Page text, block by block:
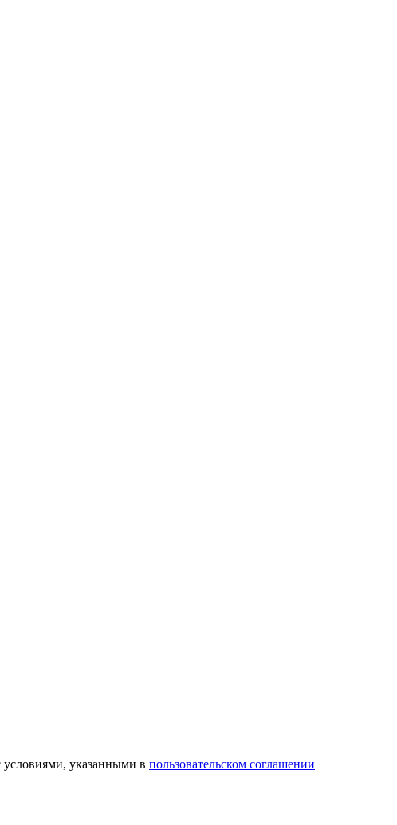
условиями, указанными в пользовательском соглашении